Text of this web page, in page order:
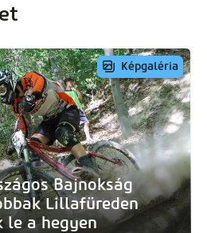
Képgaléria
Bajnokság
Lillafüreden
le a hegyen